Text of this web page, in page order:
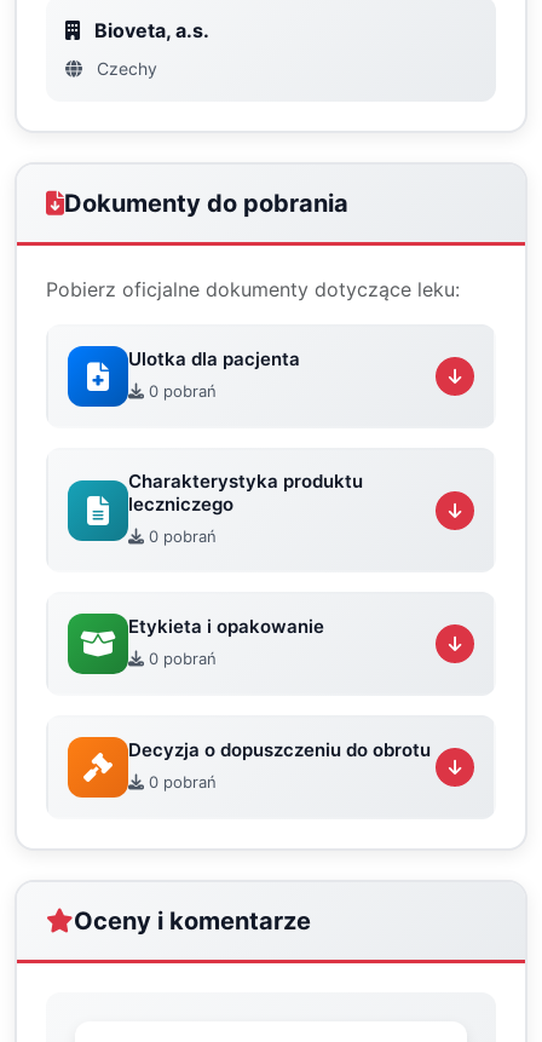
Bioveta, a.s.
Czechy
Dokumenty do pobrania
Pobierz oficjalne dokumenty dotyczące leku:
Ulotka dla pacjenta
0 pobrań
Charakterystyka produktu
leczniczego
0 pobrań
Etykieta i opakowanie
0 pobrań
Decyzja o dopuszczeniu do obrotu
0 pobrań
Oceny i komentarze